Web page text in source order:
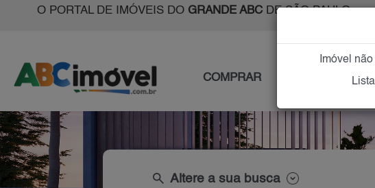
O PORTAL DE IMÓVEIS DO GRANDE ABCDE SÃO PAULO
COMPRAR
search Altere a sua busca
Imóvel